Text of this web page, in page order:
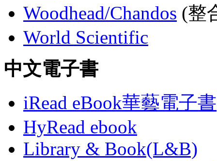
Woodhead/Chandos (整
World Scientific
中文電子書
iRead eBook華藝電子書
HyRead ebook
Library & Book(L&B)